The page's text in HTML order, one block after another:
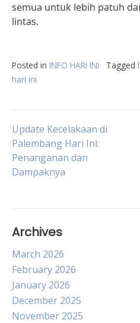
semua untuk lebih patuh
lintas.
Posted in INFO HARI INI Tagged
hari ini
Post
navigation
Update Kecelakaan di
Palembang Hari Ini:
Penanganan dan
Dampaknya
Archives
March 2026
February 2026
January 2026
December 2025
November 2025